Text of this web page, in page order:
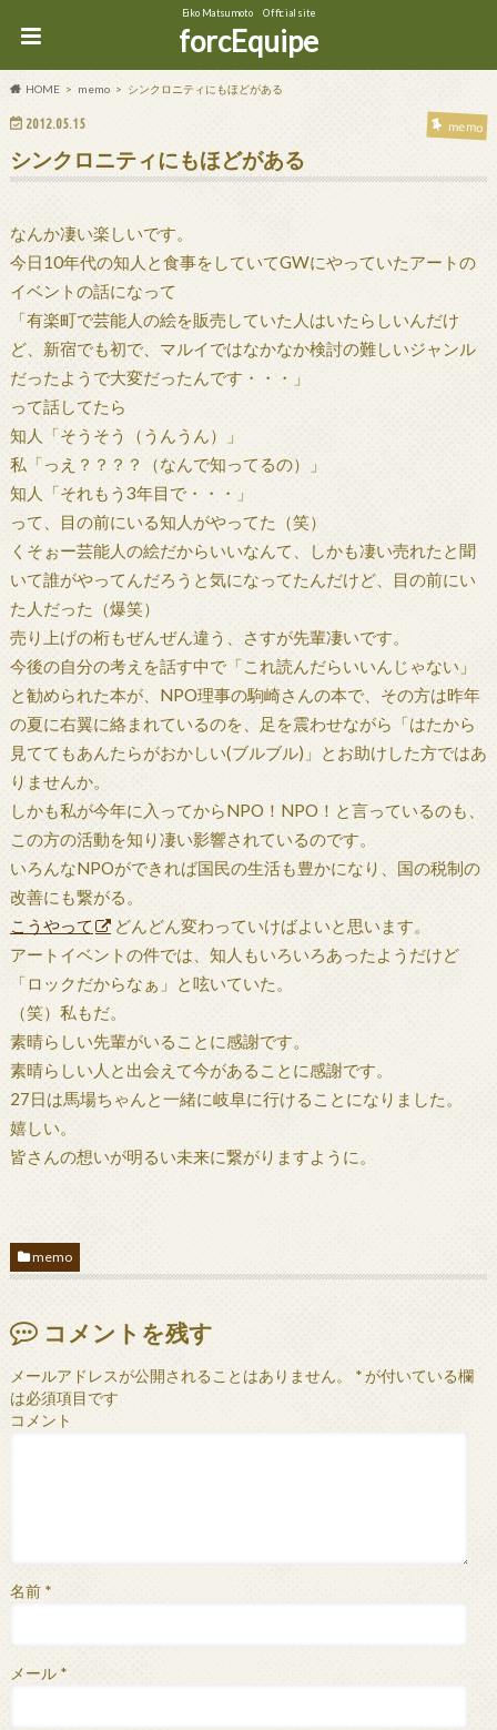
Eiko Matsumoto Official site
forcEquipe
HOME memo シンクロニティにもほどがある
2012.05.15 memo
シンクロニティにもほどがある
なんか凄い楽しいです。
今日10年代の知人と食事をしていてGWにやっていたアートの
イベントの話になって
「有楽町で芸能人の絵を販売していた人はいたらしいんだけ
ど、新宿でも初で、マルイではなかなか検討の難しいジャンル
だったようで大変だったんです・・・」
って話してたら
知人「そうそう（うんうん）」
私「っえ？？？？（なんで知ってるの）」
知人「それもう3年目で・・・」
って、目の前にいる知人がやってた（笑）
くそぉー芸能人の絵だからいいなんて、しかも凄い売れたと聞
いて誰がやってんだろうと気になってたんだけど、目の前にい
た人だった（爆笑）
売り上げの桁もぜんぜん違う、さすが先輩凄いです。
今後の自分の考えを話す中で「これ読んだらいいんじゃない」
と勧められた本が、NPO理事の駒崎さんの本で、その方は昨年
の夏に右翼に絡まれているのを、足を震わせながら「はたから
見ててもあんたらがおかしい(ブルブル)」とお助けした方ではあ
りませんか。
しかも私が今年に入ってからNPO！NPO！と言っているのも、
この方の活動を知り凄い影響されているのです。
いろんなNPOができれば国民の生活も豊かになり、国の税制の
改善にも繋がる。
こうやって
どんどん変わっていけばよいと思います。
アートイベントの件では、知人もいろいろあったようだけど
「ロックだからなぁ」と呟いていた。
（笑）私もだ。
素晴らしい先輩がいることに感謝です。
素晴らしい人と出会えて今があることに感謝です。
27日は馬場ちゃんと一緒に岐阜に行けることになりました。
嬉しい。
皆さんの想いが明るい未来に繋がりますように。
memo
コメントを残す
メールアドレスが公開されることはありません。 *が付いている欄
は必須項目です
コメント
名前 *
メール *